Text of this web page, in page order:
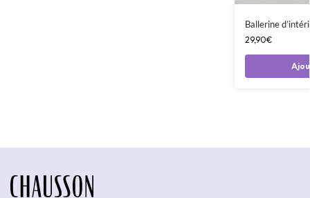
Ballerine
29,90€